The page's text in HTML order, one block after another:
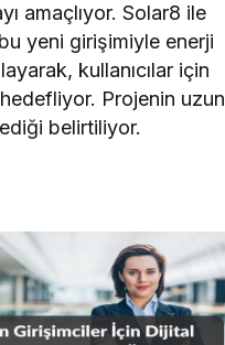
amaçlıyor. Solar8 ile
yeni girişimiyle enerji
kullanıcılar için
Projenin uzun
belirtiliyor.